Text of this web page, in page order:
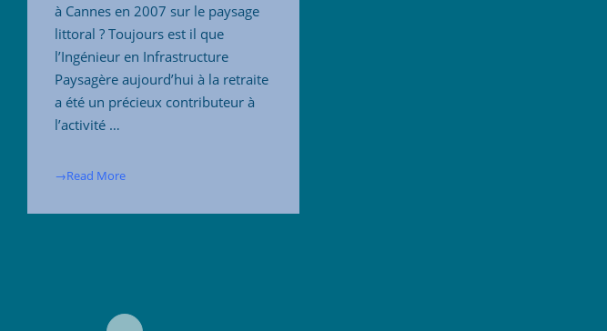
à Cannes en 2007 sur le paysage
littoral ? Toujours est il que
l’Ingénieur en Infrastructure
Paysagère aujourd’hui à la retraite
a été un précieux contributeur à
l’activité …
→Read More